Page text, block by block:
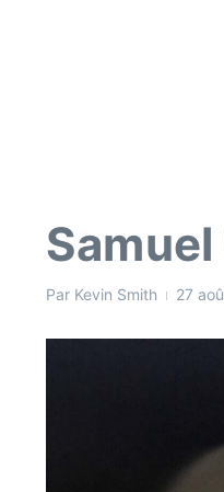
Par Kevin Smith 27